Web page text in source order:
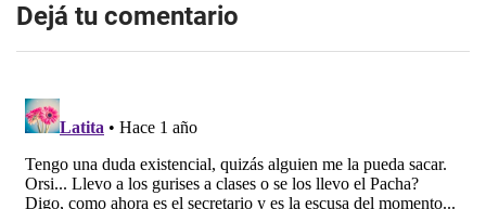
Dejá tu comentario